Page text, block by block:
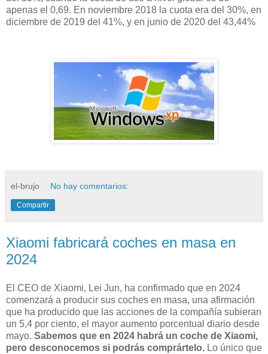
apenas el 0,69. En noviembre 2018 la cuota era del 30%, en
diciembre de 2019 del 41%, y en junio de 2020 del 43,44%
el-brujo No hay comentarios:
Compartir
Xiaomi fabricará coches en masa en
2024
El CEO de Xiaomi, Lei Jun, ha confirmado que en 2024
comenzará a producir sus coches en masa, una afirmación
que ha producido que las acciones de la compañía subieran
un 5,4 por ciento, el mayor aumento porcentual diario desde
mayo. Sabemos que en 2024 habrá un coche de Xiaomi,
pero desconocemos si podrás comprártelo. Lo único que